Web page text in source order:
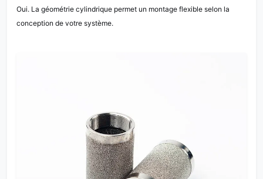
Oui. La géométrie cylindrique permet un montage flexible selon la
conception de votre système.